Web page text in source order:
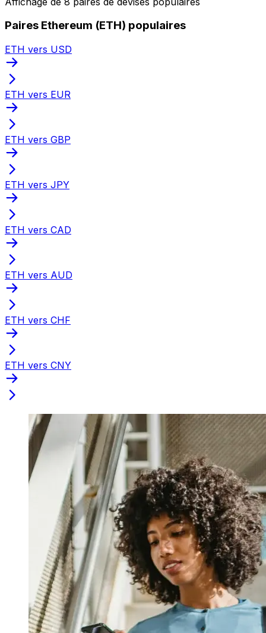
Paires Ethereum (ETH) populaires
ETH vers USD
ETH vers EUR
ETH vers GBP
ETH vers JPY
ETH vers CAD
ETH vers AUD
ETH vers CHF
ETH vers CNY